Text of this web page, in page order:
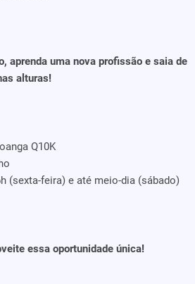
aprenda uma nova profissão e saia de
alturas!
Q10K
(sexta-feira) e até meio-dia (sábado)
essa oportunidade única!